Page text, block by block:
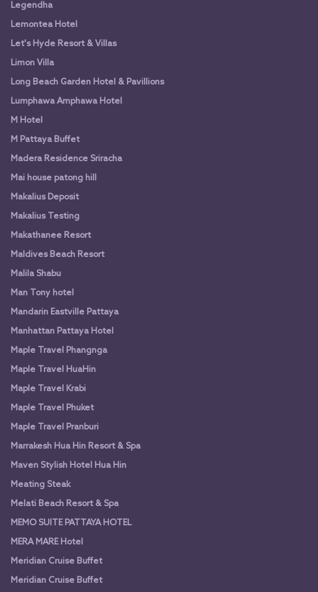
Legendha
Lemontea Hotel
Let's Hyde Resort & Villas
Limon Villa
Long Beach Garden Hotel & Pavillions
Lumphawa Amphawa Hotel
M Hotel
M Pattaya Buffet
Madera Residence Sriracha
Mai house patong hill
Makalius Deposit
Makalius Testing
Makathanee Resort
Maldives Beach Resort
Malila Shabu
Man Tony hotel
Mandarin Eastville Pattaya
Manhattan Pattaya Hotel
Maple Travel Phangnga
Maple Travel HuaHin
Maple Travel Krabi
Maple Travel Phuket
Maple Travel Pranburi
Marrakesh Hua Hin Resort & Spa
Maven Stylish Hotel Hua Hin
Meating Steak
Melati Beach Resort & Spa
MEMO SUITE PATTAYA HOTEL
MERA MARE Hotel
Meridian Cruise Buffet
Meridian Cruise Buffet